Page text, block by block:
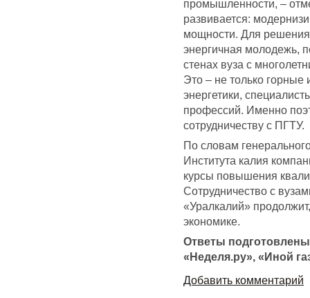
промышленности, –
развивается:
мощности. Для решения
энергичная молодежь,
стенах вуза с
Это – не только горные
энергетики,
профессий. Именно
сотрудничеству с ПГТУ.
По словам
Института калия
курсы повышения
Сотрудничество с
«Уралкалий»
экономике.
Ответы
«Неделя.ру», «Иной
Добавить комментарий